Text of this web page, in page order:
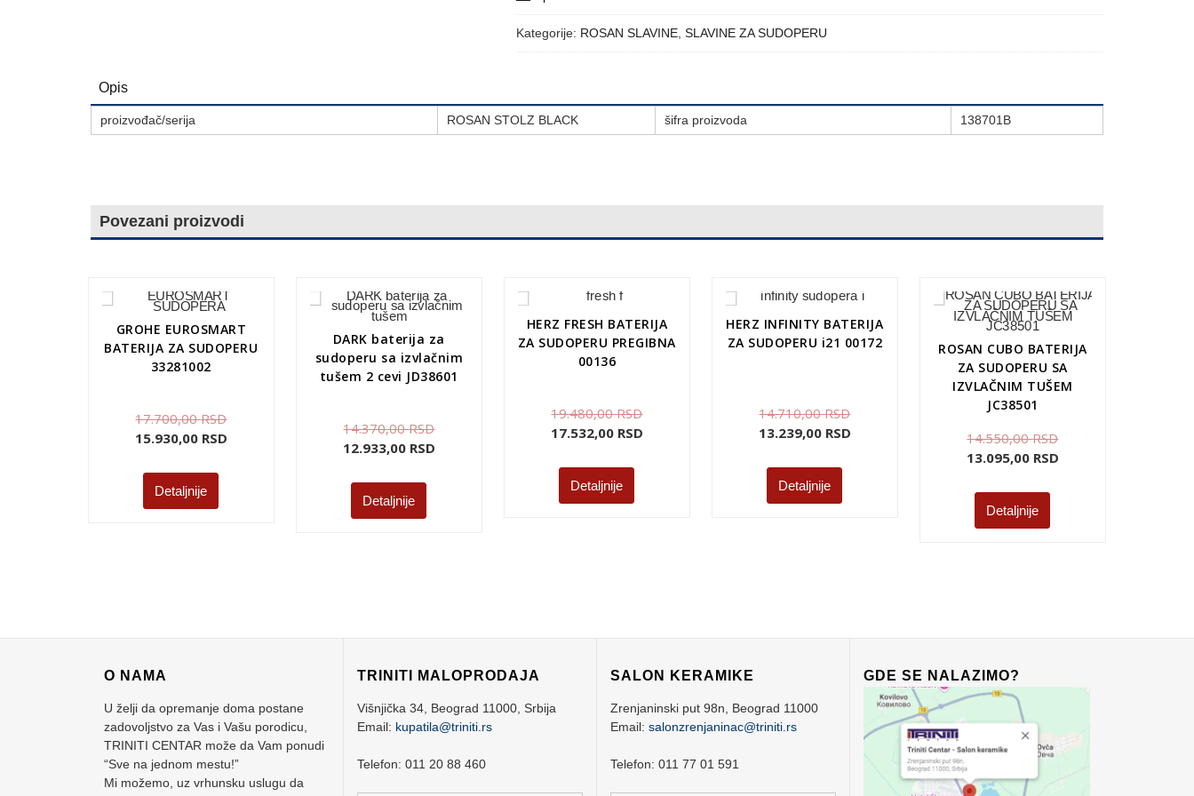
Kategorije: ROSAN SLAVINE, SLAVINE ZA SUDOPERU
Opis
proizvođač/serija ROSAN STOLZ BLACK šifra proizvoda 138701B
Povezani proizvodi
GROHE EUROSMART
BATERIJA ZA SUDOPERU
33281002
17.700,00RSD
15.930,00 RSD
Detaljnije
DARK baterija za
sudoperu sa izvlačnim
tušem 2 cevi JD38601
14.370,00RSD
12.933,00 RSD
Detaljnije
HERZ FRESH BATERIJA
ZA SUDOPERU PREGIBNA
00136
19.480,00RSD
17.532,00 RSD
Detaljnije
HERZ INFINITY BATERIJA
ZA SUDOPERU i21 00172
14.710,00RSD
13.239,00 RSD
Detaljnije
ROSAN CUBO BATERIJA
ZA SUDOPERU SA
IZVLAČNIM TUŠEM
JC38501
14.550,00RSD
13.095,00 RSD
Detaljnije
O NAMA
U želji da opremanje doma postane
zadovoljstvo za Vas i Vašu porodicu,
TRINITI CENTAR može da Vam ponudi
“Sve na jednom mestu!”
Mi možemo, uz vrhunsku uslugu da
TRINITI MALOPRODAJA
Višnjička 34, Beograd 11000, Srbija
Email: kupatila@triniti.rs
Telefon: 011 20 88 460
SALON KERAMIKE
Zrenjaninski put 98n, Beograd 11000
Email: salonzrenjaninac@triniti.rs
Telefon: 011 77 01 591
GDE SE NALAZIMO?